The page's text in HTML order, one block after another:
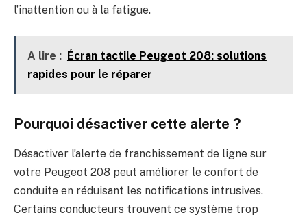
l’inattention ou à la fatigue.
A lire : Écran tactile Peugeot 208: solutions
rapides pour le réparer
Pourquoi désactiver cette alerte ?
Désactiver l’alerte de franchissement de ligne sur
votre Peugeot 208 peut améliorer le confort de
conduite en réduisant les notifications intrusives.
Certains conducteurs trouvent ce système trop